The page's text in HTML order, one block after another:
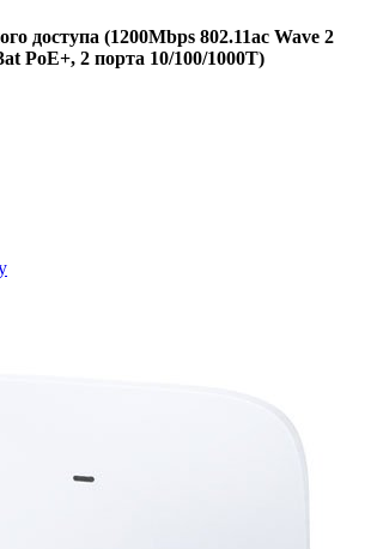
доступа (1200Mbps 802.11ac Wave 2
PoE+, 2 порта 10/100/1000T)